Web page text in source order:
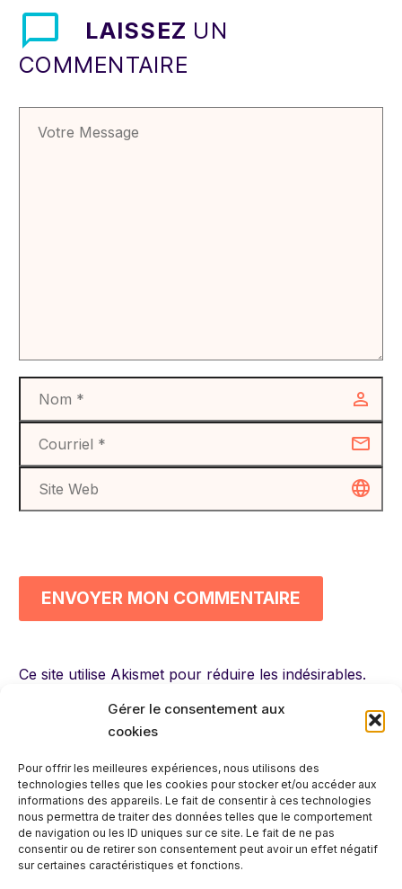
Gérer le consentement aux
cookies
Pour offrir les meilleures expériences, nous utilisons des
technologies telles que les cookies pour stocker et/ou accéder aux
informations des appareils. Le fait de consentir à ces technologies
nous permettra de traiter des données telles que le comportement
de navigation ou les ID uniques sur ce site. Le fait de ne pas
consentir ou de retirer son consentement peut avoir un effet négatif
sur certaines caractéristiques et fonctions.
LAISSEZ UN
COMMENTAIRE
ENVOYER MON COMMENTAIRE
Ce site utilise Akismet pour réduire les indésirables.
commentaires sont traitées.